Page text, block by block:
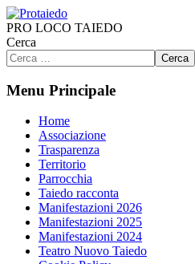
PRO LOCO TAIEDO
Cerca
Cerca
Menu Principale
Home
Associazione
Trasparenza
Territorio
Parrocchia
Taiedo racconta
Manifestazioni 2026
Manifestazioni 2025
Manifestazioni 2024
Teatro Nuovo Taiedo